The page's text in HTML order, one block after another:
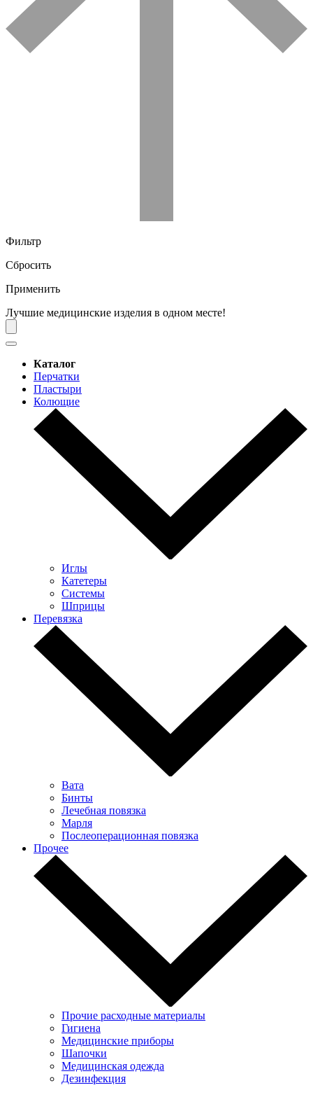
Фильтр
Сбросить
Применить
Лучшие медицинские изделия в одном месте!
Каталог
Перчатки
Пластыри
Колющие
Иглы
Катетеры
Системы
Шприцы
Перевязка
Вата
Бинты
Лечебная повязка
Марля
Послеоперационная повязка
Прочее
Прочие расходные материалы
Гигиена
Медицинские приборы
Шапочки
Медицинская одежда
Дезинфекция